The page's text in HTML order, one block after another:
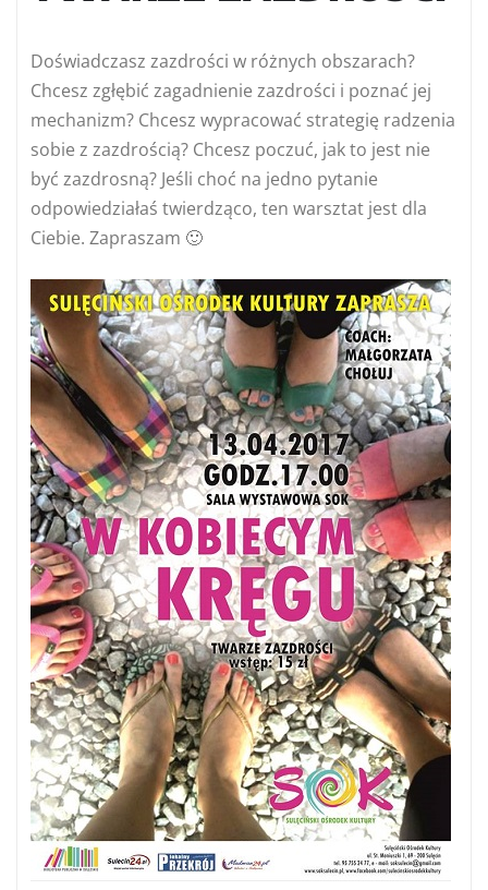
Doświadczasz zazdrości w różnych obszarach?
Chcesz zgłębić zagadnienie zazdrości i poznać jej
mechanizm? Chcesz wypracować strategię radzenia
sobie z zazdrością? Chcesz poczuć, jak to jest nie
być zazdrosną? Jeśli choć na jedno pytanie
odpowiedziałaś twierdząco, ten warsztat jest dla
Ciebie. Zapraszam 🙂